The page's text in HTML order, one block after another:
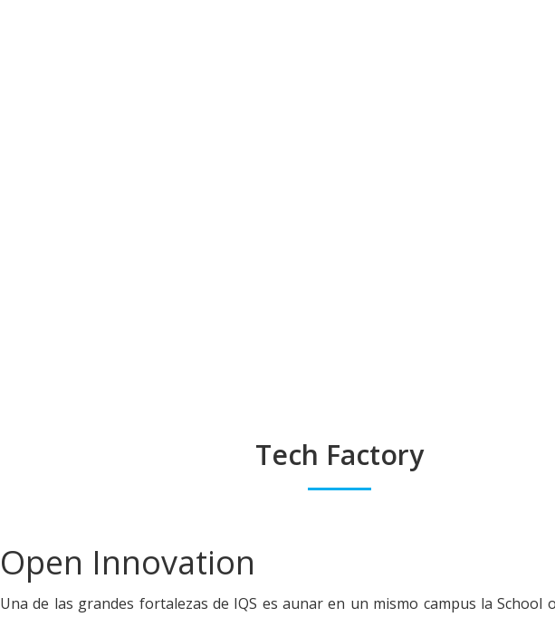
Tech Factory
Open Innovation
Una de las grandes fortalezas de IQS es aunar en un mismo campus la School